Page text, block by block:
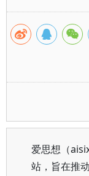
爱思想（
站，旨在推